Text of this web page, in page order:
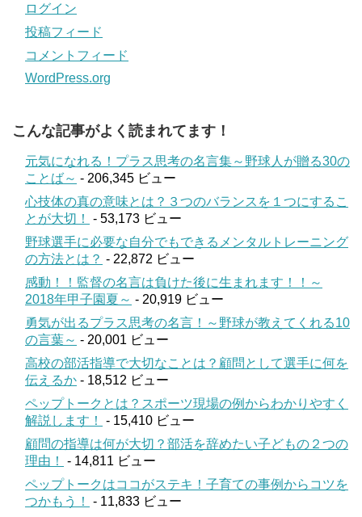
ログイン
投稿フィード
コメントフィード
WordPress.org
こんな記事がよく読まれてます！
元気になれる！プラス思考の名言集～野球人が贈る30の
ことば～ - 206,345 ビュー
心技体の真の意味とは？３つのバランスを１つにするこ
とが大切！
- 53,173 ビュー
野球選手に必要な自分でもできるメンタルトレーニング
の方法とは？ - 22,872 ビュー
感動！！監督の名言は負けた後に生まれます！！～
2018年甲子園夏～ - 20,919 ビュー
勇気が出るプラス思考の名言！～野球が教えてくれる10
の言葉～ - 20,001 ビュー
高校の部活指導で大切なことは？顧問として選手に何を
伝えるか - 18,512 ビュー
ペップトークとは？スポーツ現場の例からわかりやすく
解説します！
- 15,410 ビュー
顧問の指導は何が大切？部活を辞めたい子どもの２つの
理由！
- 14,811 ビュー
ペップトークはココがステキ！子育ての事例からコツを
つかもう！
- 11,833 ビュー